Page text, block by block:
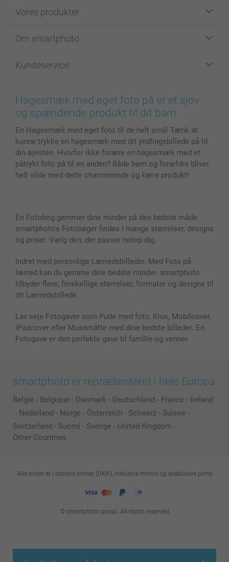
Vores produkter
Fotokort
Fotobøger
Billeder, Plakater & Fotohæfter
Cover til mobil & tablet
Fotokalender & Kalenderbog
Fotorammer & Tilbehør
Alle fotoprodukter
Om smartphoto
For affiliate
Cookie Policy
Sitemap
Investor Relations
Kundeservice
100% tilfredshedsgaranti
smartbonus
Status for ordrer
Hagesmæk med eget foto på er et sjov
og spændende produkt til dit barn
En Hagesmæk med eget foto til de helt små! Tænk at
kunne trykke en hagesmæk med dit yndlingsbillede på til
din øjesten. Hvorfor ikke forære en hagesmæk med et
påtrykt foto på til en anden? Både børn og forældre bliver
helt vilde med dette charmerende og kære produkt!
En Fotobog gemmer dine minder på den bedste måde.
smartphoto's Fotobøger findes i mange størrelser, designs
og priser. Vælg den, der passer netop dig.
Indret med personlige Lærredsbilleder. Med Foto på
lærred kan du gemme dine bedste minder. smartphoto
tilbyder flere, forskellige størrelser, formater og designs til
dit Lærredsbillede.
Lav seje Fotogaver som Pude med foto, Krus, Mobilcover,
iPadcover eller Musemåtte med dine bedste billeder. En
Fotogave er den perfekte gave til familie og venner.
smartphoto er repræsenteret i hele Europa
België - Belgique - Danmark - Deutschland - France - Ireland
- Nederland - Norge - Österreich - Schweiz - Suisse -
Switzerland - Suomi - Sverige - United Kingdom -
Other Countries
© smartphoto group. All rights reserved
Alle priser er i danske kroner (DKK), inklusive moms og eksklusive porto